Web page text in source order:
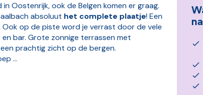
Oostenrijk, ook de Belgen komen er graag.
absoluut het complete plaatje! Een
op de piste word je verrast door de vele
bar. Grote zonnige terrassen met
prachtig zicht op de bergen.
...